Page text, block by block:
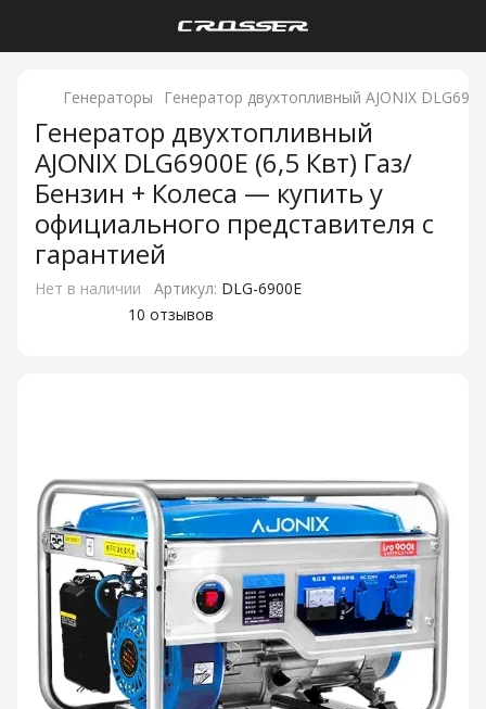
Генераторы Генератор двухтопливный AJONIX
Генератор двухтопливный
AJONIX DLG6900E (6,5 Квт) Газ/
Бензин + Колеса — купить у
официального представителя с
гарантией
Нет в наличии Артикул: DLG-6900E
10 отзывов